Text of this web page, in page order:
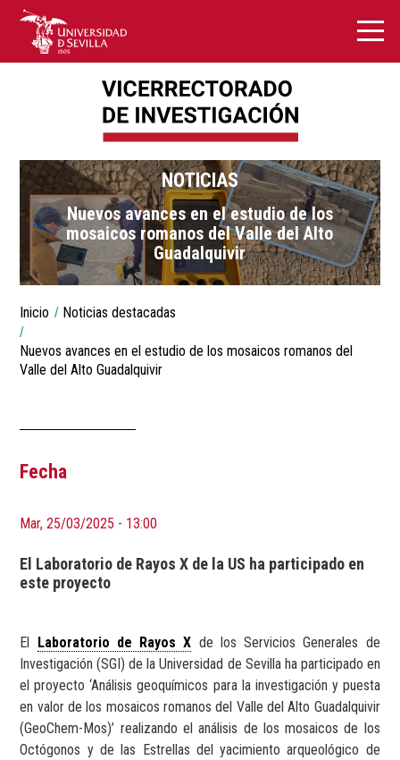
NOTICIAS
Nuevos avances en el estudio de los
mosaicos romanos del Valle del Alto
Guadalquivir
Breadcrumbs
You
are
here:
Inicio Noticias destacadas
Nuevos avances en el estudio de los mosaicos romanos del
Valle del Alto Guadalquivir
Fecha
Mar, 25/03/2025 - 13:00
El Laboratorio de Rayos X de la US ha participado en
este proyecto
El Laboratorio de Rayos X de los Servicios Generales de
Investigación (SGI) de la Universidad de Sevilla ha participado en
el proyecto ‘Análisis geoquímicos para la investigación y puesta
en valor de los mosaicos romanos del Valle del Alto Guadalquivir
(GeoChem-Mos)’ realizando el análisis de los mosaicos de los
Octógonos y de las Estrellas del yacimiento arqueológico de